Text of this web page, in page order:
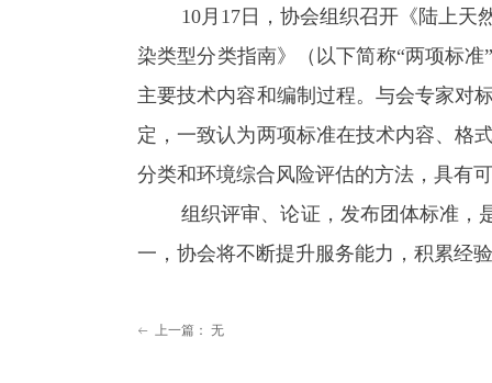
10月17日，协会组织召开《陆上天然
染类型分类指南》（以下简称“两项标
主要技术内容和编制过程。与会专家对
定，一致认为两项标准在技术内容、格
分类和环境综合风险评估的方法，具有
组织评审、论证，发布团体标准，是
一，协会将不断提升服务能力，积累经
ꂃ 上一篇： 无